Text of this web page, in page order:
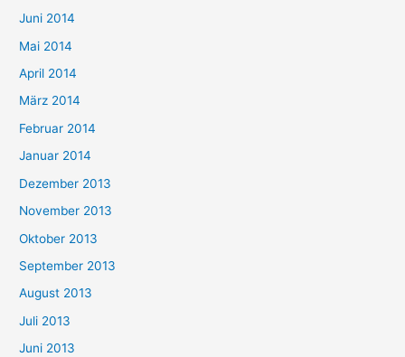
Juni 2014
Mai 2014
April 2014
März 2014
Februar 2014
Januar 2014
Dezember 2013
November 2013
Oktober 2013
September 2013
August 2013
Juli 2013
Juni 2013